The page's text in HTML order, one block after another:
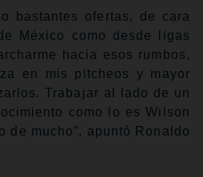
bastantes ofertas, de cara
México como desde ligas
hacia esos rumbos,
en mis pitcheos y mayor
Trabajar al lado de un
como lo es Wilson
de mucho”, apuntó Ronaldo